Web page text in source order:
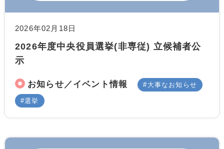
2026年02月18日
2026年度中央役員選挙(非専従) 立候補者公
示
お知らせ／イベント情報 大事なお知らせ
選挙